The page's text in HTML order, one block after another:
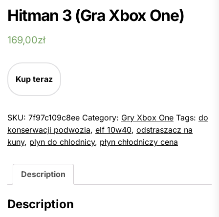
Hitman 3 (Gra Xbox One)
169,00zł
Kup teraz
SKU: 7f97c109c8ee Category: Gry Xbox One Tags: do
konserwacji podwozia, elf 10w40, odstraszacz na
kuny, plyn do chlodnicy, płyn chłodniczy cena
Description
Description